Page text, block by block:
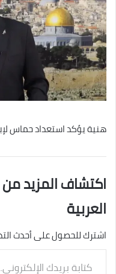
هنية يؤكد استعداد حماس
اكتشاف المزيد من
العربية
اشترك للحصول على أحدث